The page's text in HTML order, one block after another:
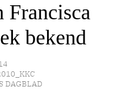
Francisca
bekend
DAGBLAD